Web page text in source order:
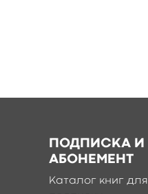
ПОДПИСКА И
АБОНЕМЕНТ
Каталог книг для